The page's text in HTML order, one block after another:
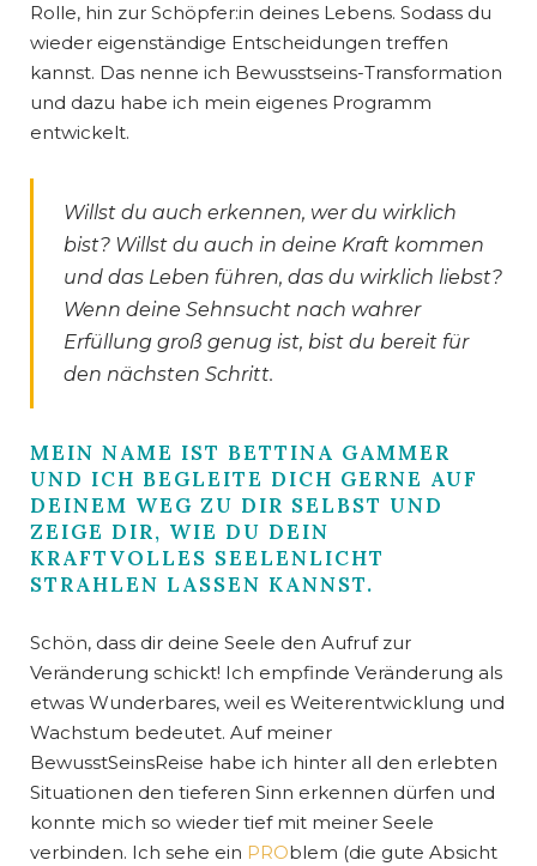
Rolle, hin zur Schöpfer:in deines Lebens. Sodass du
wieder eigenständige Entscheidungen treffen
kannst. Das nenne ich Bewusstseins-Transformation
und dazu habe ich mein eigenes Programm
entwickelt.
Willst du auch erkennen, wer du wirklich
bist? Willst du auch in deine Kraft kommen
und das Leben führen, das du wirklich liebst?
Wenn deine Sehnsucht nach wahrer
Erfüllung groß genug ist, bist du bereit für
den nächsten Schritt.
MEIN NAME IST BETTINA GAMMER
UND ICH BEGLEITE DICH GERNE AUF
DEINEM WEG ZU DIR SELBST UND
ZEIGE DIR, WIE DU DEIN
KRAFTVOLLES SEELENLICHT
STRAHLEN LASSEN KANNST.
Schön, dass dir deine Seele den Aufruf zur
Veränderung schickt! Ich empfinde Veränderung als
etwas Wunderbares, weil es Weiterentwicklung und
Wachstum bedeutet. Auf meiner
BewusstSeinsReise habe ich hinter all den erlebten
Situationen den tieferen Sinn erkennen dürfen und
konnte mich so wieder tief mit meiner Seele
verbinden. Ich sehe ein PROblem (die gute Absicht